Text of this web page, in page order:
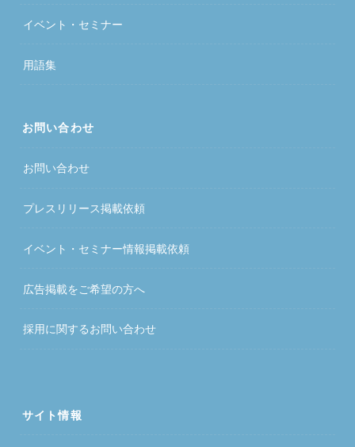
イベント・セミナー
用語集
お問い合わせ
お問い合わせ
プレスリリース掲載依頼
イベント・セミナー情報掲載依頼
広告掲載をご希望の方へ
採用に関するお問い合わせ
サイト情報